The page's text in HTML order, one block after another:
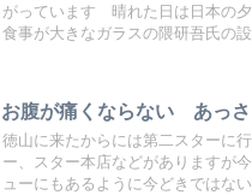
がっています 晴れた日は日本の
食事が大きなガラスの隈研吾氏の
お腹が痛くならない あっ
徳山に来たからには第二スターに
ー、スター本店などがありますが
ューにもあるように今どきではな